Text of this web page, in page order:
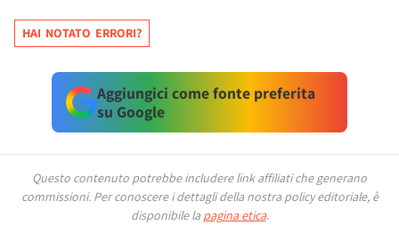
HAI NOTATO ERRORI?
Aggiungici come fonte preferita
su Google
Questo contenuto potrebbe includere link affiliati che generano
commissioni. Per conoscere i dettagli della nostra policy editoriale, è
disponibile la pagina etica.